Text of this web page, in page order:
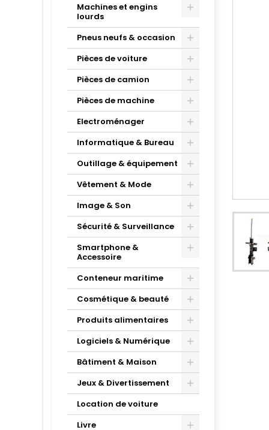
Machines et engins
lourds
Pneus neufs & occasion
Pièces de voiture
Pièces de camion
Pièces de machine
Electroménager
Informatique & Bureau
Outillage & équipement
Vêtement & Mode
Image & Son
Sécurité & Surveillance
Smartphone &
Accessoire
Conteneur maritime
Cosmétique & beauté
Produits alimentaires
Logiciels & Numérique
Bâtiment & Maison
Jeux & Divertissement
Location de voiture
Livre